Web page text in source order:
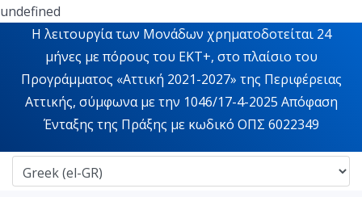
undefined
Η λειτουργία των Μονάδων χρηματοδοτείται 24
μήνες με πόρους του ΕΚΤ+, στο πλαίσιο του
Προγράμματος «Αττική 2021-2027» της Περιφέρειας
Αττικής, σύμφωνα με την 1046/17-4-2025 Απόφαση
Ένταξης της Πράξης με κωδικό ΟΠΣ 6022349